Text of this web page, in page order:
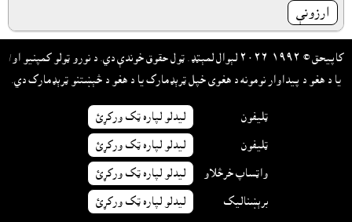
ارزونې
کاپيحق © ١٩٩٢-٢٠٢٦ لېوال لمېټډ. ټول حقوق خوندې دي. د نورو ټولو کمپنيو او/
يا د هغو د پيداوار نومونه د هغوى خپل ټرېډمارک يا د هغو د څېښتنو ټرېډمارک دي.
ټليفون ليدلو لپاره ټک ورکړئ
ټليفون ليدلو لپاره ټک ورکړئ
واټساپ خرڅلاو ليدلو لپاره ټک ورکړئ
برېښناليک ليدلو لپاره ټک ورکړئ